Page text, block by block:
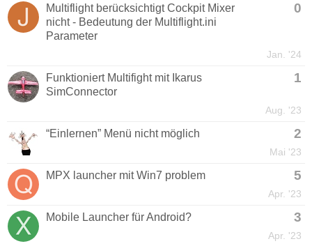
Multiflight berücksichtigt Cockpit Mixer
nicht - Bedeutung der Multiflight.ini
Parameter
0
Jan. '24
Funktioniert Multifight mit Ikarus
SimConnector
1
Aug. '23
“Einlernen” Menü nicht möglich 2
Mai '23
MPX launcher mit Win7 problem 5
Apr. '23
Mobile Launcher für Android? 3
Apr. '23